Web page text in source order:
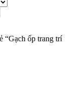
“Gạch ốp trang trí